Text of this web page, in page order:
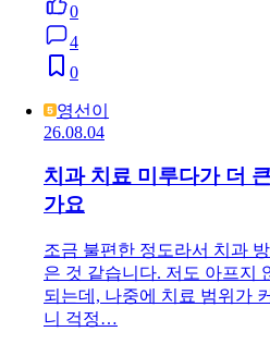
0
4
0
영선이
26.08.04
치과 치료 미루다가 더
가요
조금 불편한 정도라서 치과
은 것 같습니다. 저도 아프지
되는데, 나중에 치료 범위가
니 걱정…